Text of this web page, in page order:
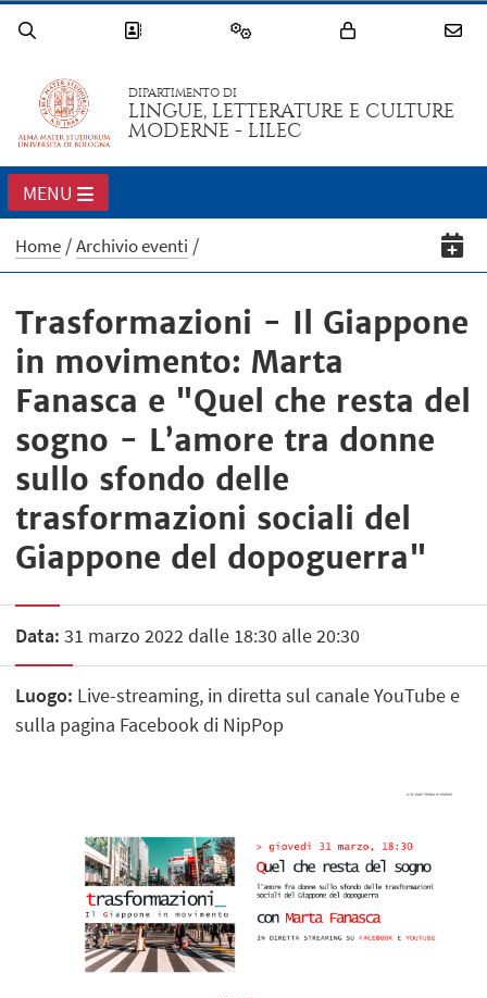
DIPARTIMENTO DI
LINGUE, LETTERATURE E CULTURE
MODERNE - LILEC
MENU
Home Archivio eventi
Trasformazioni - Il Giappone
in movimento: Marta
Fanasca e "Quel che resta del
sogno - L’amore tra donne
sullo sfondo delle
trasformazioni sociali del
Giappone del dopoguerra"
Data: 31 marzo 2022 dalle 18:30 alle 20:30
Luogo: Live-streaming, in diretta sul canale YouTube e
sulla pagina Facebook di NipPop